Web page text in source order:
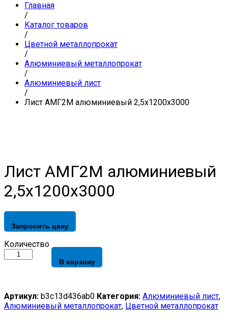
Главная
/
Каталог товаров
/
Цветной металлопрокат
/
Алюминиевый металлопрокат
/
Алюминиевый лист
/
Лист АМГ2М алюминиевый 2,5х1200х3000
Лист АМГ2М алюминиевый
2,5х1200х3000
Запросить цену
Лист
АМГ2М
алюминиевый
Количество
В корзину
Артикул: b3c13d436ab0 Категория: Алюминиевый лист,
Алюминиевый металлопрокат, Цветной металлопрокат